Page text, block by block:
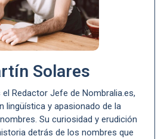
Solares
Redactor Jefe de Nombralia.es,
lingüística y apasionado de la
Su curiosidad y erudición
detrás de los nombres que